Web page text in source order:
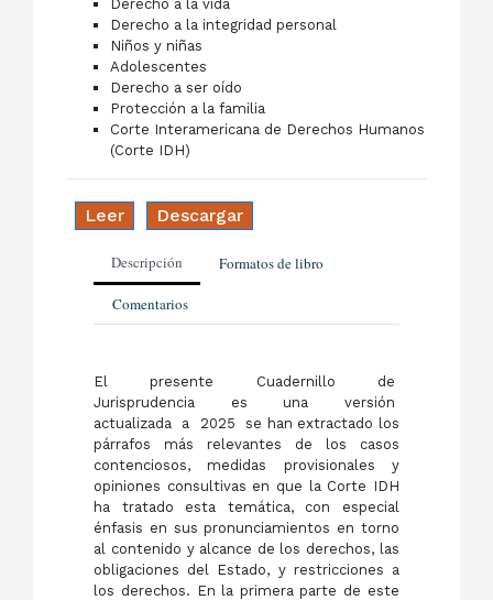
Derecho a la vida
Derecho a la integridad personal
Niños y niñas
Adolescentes
Derecho a ser oído
Protección a la familia
Corte Interamericana de Derechos Humanos
(Corte IDH)
Leer Descargar
Descripción Formatos de libro
Comentarios
El presente Cuadernillo de
Jurisprudencia es una versión
actualizada a 2025 se han extractado los
párrafos más relevantes de los casos
contenciosos, medidas provisionales y
opiniones consultivas en que la Corte IDH
ha tratado esta temática, con especial
énfasis en sus pronunciamientos en torno
al contenido y alcance de los derechos, las
obligaciones del Estado, y restricciones a
los derechos. En la primera parte de este